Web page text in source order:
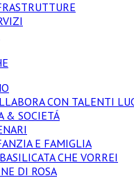
CON TALENTI
& SOCIETÁ
E FAMIGLIA
CHE VORREI
DI ROSA